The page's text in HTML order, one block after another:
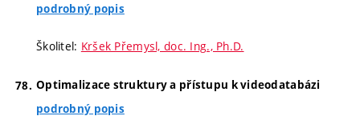
podrobný popis
Školitel: Kršek Přemysl, doc. Ing., Ph.D.
Optimalizace struktury a přístupu k videodatabázi
podrobný popis